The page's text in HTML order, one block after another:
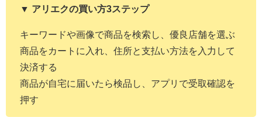
▼ アリエクの買い方3ステップ
キーワードや画像で商品を検索し、優良店舗を選ぶ
商品をカートに入れ、住所と支払い方法を入力して
決済する
商品が自宅に届いたら検品し、アプリで受取確認を
押す